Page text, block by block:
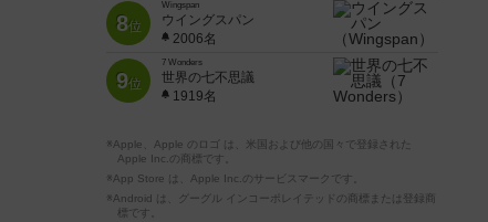
8位
Wingspan
ウイングスパン
2006名
9位
7 Wonders
世界の七不思議
1919名
※Apple、Apple のロゴ は、米国および他の国々で登録された
Apple Inc.の商標です。
※App Store は、Apple Inc.のサービスマークです。
※Android は、グーグル インコーポレイテッドの商標または登録商
標です。